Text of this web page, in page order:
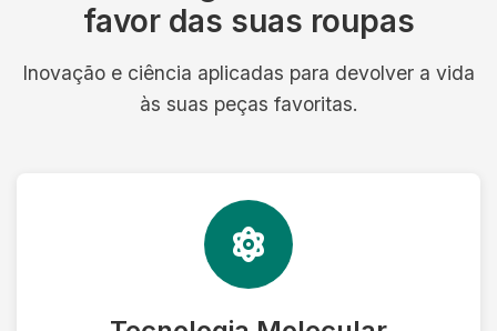
favor das suas roupas
Inovação e ciência aplicadas para devolver a vida
às suas peças favoritas.